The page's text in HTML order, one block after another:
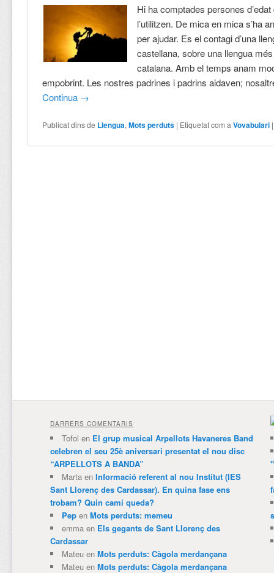
Hi ha comptades persones
l’utilitzen. De mica en mica s’ha
per ajudar. Es el contagi d’una
castellana, sobre una llengua
catalana. Amb el temps anam
empobrint. Les nostres padrines i padrins aidaven;
Continua →
Publicat dins de Llengua,Mots perduts | Etiquetat com a Vovabulari
DARRERS COMENTARIS
Tofol en El grup musical Arpellots Havaneres Band
celebren el seu 25è aniversari presentat el nou disc
“ARPELLOTS A BANDA”
Martaen Informació referent al nou Institut (IES
Sant Llorenç des Cardassar). En quina fase ens
trobam? Quin camí queda?
Pepen Mots perduts: memeu
emmaen Els gegants de Sant Llorenç des
Cardassar
Mateuen Mots perduts: Càgola merdançana
Mateuen Mots perduts: Càgola merdançana